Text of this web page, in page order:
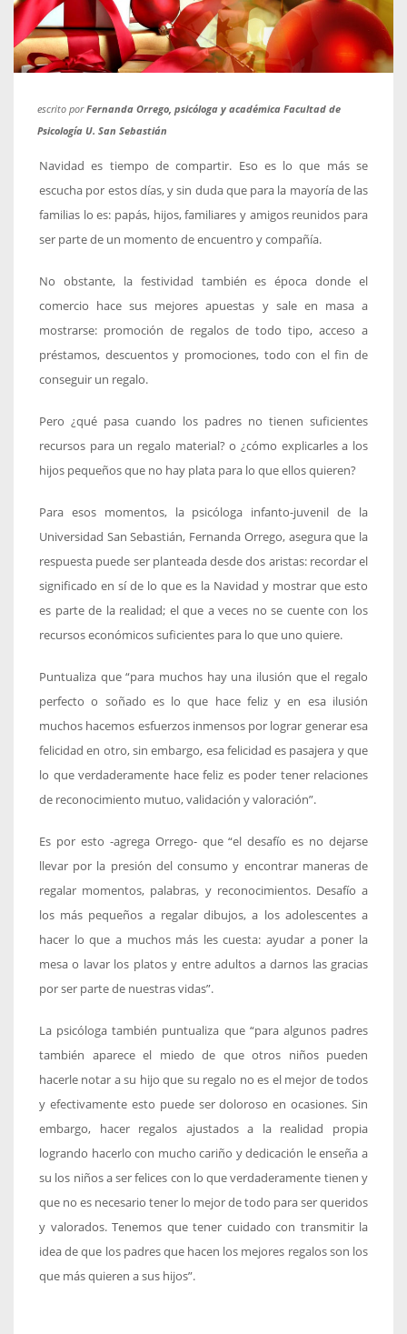
escrito porFernanda Orrego, psicóloga y académica Facultad de
Psicología U. San Sebastián
Navidad es tiempo de compartir. Eso es lo que más se
escucha por estos días, y sin duda que para la mayoría de las
familias lo es: papás, hijos, familiares y amigos reunidos para
ser parte de un momento de encuentro y compañía.
No obstante, la festividad también es época donde el
comercio hace sus mejores apuestas y sale en masa a
mostrarse: promoción de regalos de todo tipo, acceso a
préstamos, descuentos y promociones, todo con el fin de
conseguir un regalo.
Pero ¿qué pasa cuando los padres no tienen suficientes
recursos para un regalo material? o ¿cómo explicarles a los
hijos pequeños que no hay plata para lo que ellos quieren?
Para esos momentos, la psicóloga infanto-juvenil de la
Universidad San Sebastián, Fernanda Orrego, asegura que la
respuesta puede ser planteada desde dos aristas: recordar el
significado en sí de lo que es la Navidad y mostrar que esto
es parte de la realidad; el que a veces no se cuente con los
recursos económicos suficientes para lo que uno quiere.
Puntualiza que “para muchos hay una ilusión que el regalo
perfecto o soñado es lo que hace feliz y en esa ilusión
muchos hacemos esfuerzos inmensos por lograr generar esa
felicidad en otro, sin embargo, esa felicidad es pasajera y que
lo que verdaderamente hace feliz es poder tener relaciones
de reconocimiento mutuo, validación y valoración”.
Es por esto -agrega Orrego- que “el desafío es no dejarse
llevar por la presión del consumo y encontrar maneras de
regalar momentos, palabras, y reconocimientos. Desafío a
los más pequeños a regalar dibujos, a los adolescentes a
hacer lo que a muchos más les cuesta: ayudar a poner la
mesa o lavar los platos y entre adultos a darnos las gracias
por ser parte de nuestras vidas”.
La psicóloga también puntualiza que “para algunos padres
también aparece el miedo de que otros niños pueden
hacerle notar a su hijo que su regalo no es el mejor de todos
y efectivamente esto puede ser doloroso en ocasiones. Sin
embargo, hacer regalos ajustados a la realidad propia
logrando hacerlo con mucho cariño y dedicación le enseña a
su los niños a ser felices con lo que verdaderamente tienen y
que no es necesario tener lo mejor de todo para ser queridos
y valorados. Tenemos que tener cuidado con transmitir la
idea de que los padres que hacen los mejores regalos son los
que más quieren a sus hijos”.